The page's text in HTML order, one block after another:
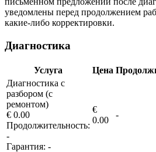
уведомлены перед продолжением
какие-либо корректировки.
Диагностика
Услуга Цена
Диагностика с
разбором (с
ремонтом)
€ 0.00
Продолжительность:
-
Гарантия: -
€
0.00
-